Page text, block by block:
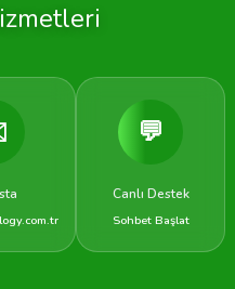
💬
Canlı Destek
Sohbet Başlat